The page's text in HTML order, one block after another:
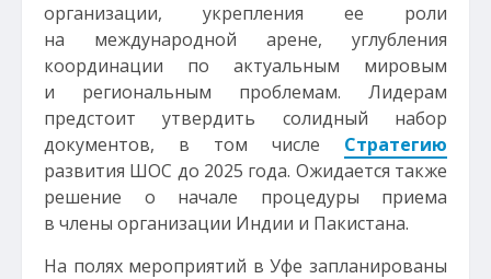
организации, укрепления ее роли
на международной арене, углубления
координации по актуальным мировым
и региональным проблемам. Лидерам
предстоит утвердить солидный набор
документов, в том числе Стратегию
развития ШОС до 2025 года. Ожидается также
решение о начале процедуры приема
в члены организации Индии и Пакистана.
На полях мероприятий в Уфе запланированы